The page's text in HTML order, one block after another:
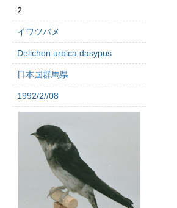
2
イワツバメ
Delichon urbica dasypus
日本国群馬県
1992/2//08